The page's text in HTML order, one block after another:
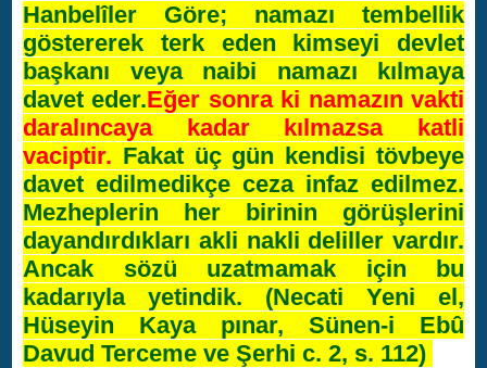
Hanbelîler Göre; namazı tembellik
göstererek terk eden kimseyi devlet
başkanı veya naibi namazı kılmaya
davet eder.Eğer sonra ki namazın vakti
daralıncaya kadar kılmazsa katli
vaciptir. Fakat üç gün kendisi tövbeye
davet edilmedikçe ceza infaz edilmez.
Mezheplerin her birinin görüşlerini
dayandırdıkları akli nakli deliller vardır.
Ancak sözü uzatmamak için bu
kadarıyla yetindik. (Necati Yeni el,
Hüseyin Kaya pınar, Sünen-i Ebû
Davud Terceme ve Şerhi c. 2, s. 112)